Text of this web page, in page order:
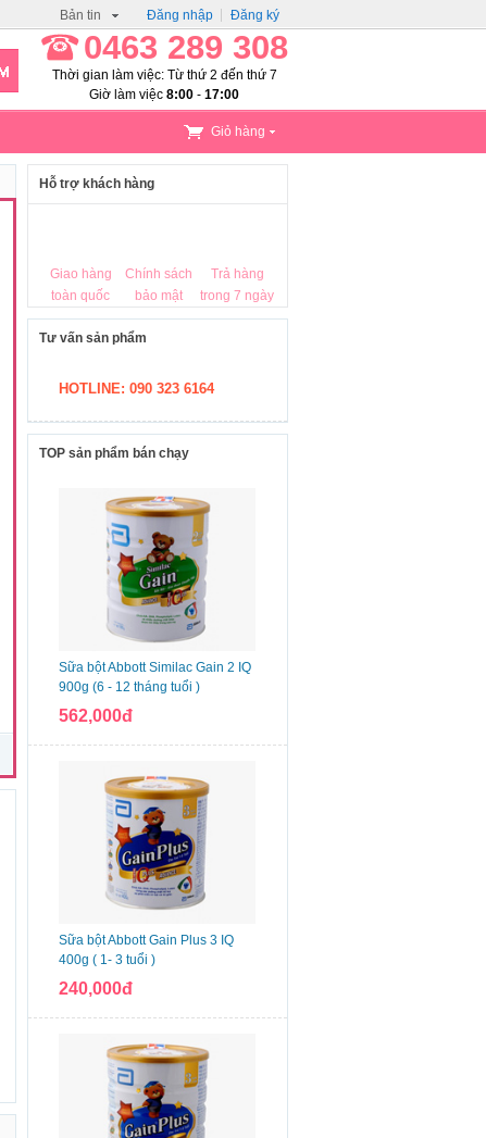
Đăng nhập Đăng ký
Bản tin
0463 289 308
Thời gian làm việc: Từ thứ 2 đến thứ 7
Giờ làm việc 8:00 - 17:00
Giỏ hàng
Hỗ trợ khách hàng
Giao hàng
toàn quốc
Chính sách
bảo mật
Trả hàng
trong 7 ngày
Tư vấn sản phẩm
HOTLINE: 090 323 6164
TOP sản phẩm bán chạy
Sữa bột Abbott Similac Gain 2 IQ
900g (6 - 12 tháng tuổi )
562,000đ
Sữa bột Abbott Gain Plus 3 IQ
400g ( 1- 3 tuổi )
240,000đ